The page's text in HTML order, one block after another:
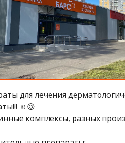
для лечения
☺️😉
комплексы, разных